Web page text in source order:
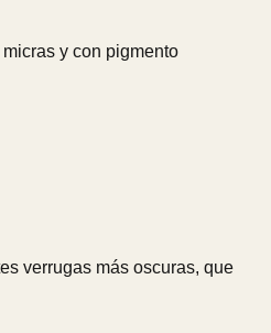
y con pigmento
verrugas más oscuras, que